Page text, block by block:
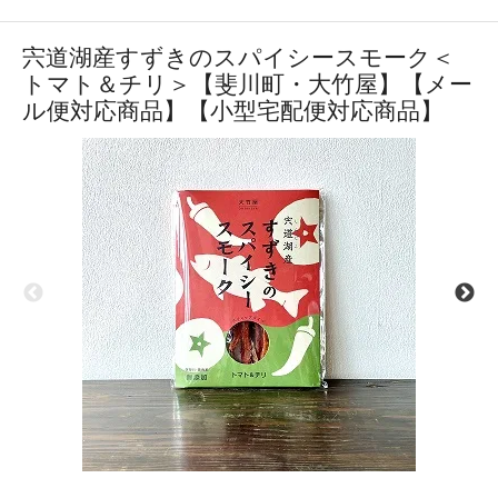
宍道湖産すずきのスパイシースモーク＜
トマト＆チリ＞【斐川町・大竹屋】【メー
ル便対応商品】【小型宅配便対応商品】